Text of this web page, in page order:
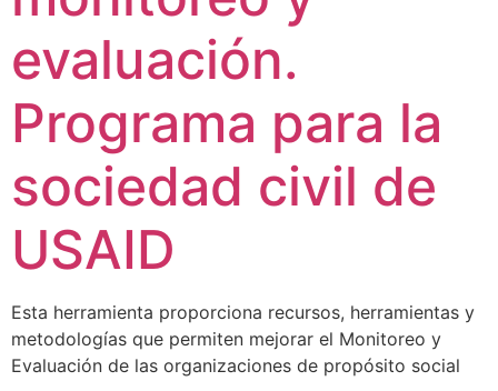
evaluación.
Programa para la
sociedad civil de
USAID
Esta herramienta proporciona recursos, herramientas y
metodologías que permiten mejorar el Monitoreo y
Evaluación de las organizaciones de propósito social